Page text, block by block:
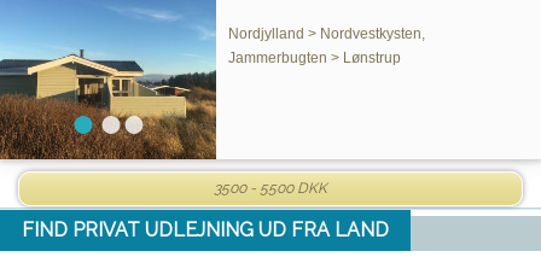
Nordjylland > Nordvestkysten,
Jammerbugten > Lønstrup
3500 - 5500 DKK
FIND PRIVAT UDLEJNING UD FRA LAND